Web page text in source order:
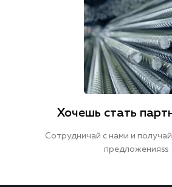
Хочешь стать
Сотрудничай с нами и
предложенияss